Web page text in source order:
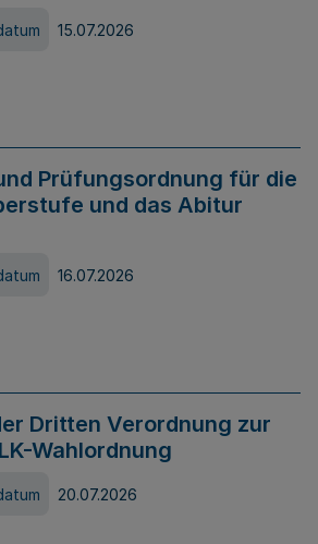
15.07.2026
Prüfungsordnung für die
und das Abitur
16.07.2026
Dritten Verordnung zur
Wahlordnung
20.07.2026